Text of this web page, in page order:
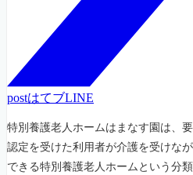
postはてブLINE
特別養護老人ホームはまなす園は、
認定を受けた利用者が介護を受けな
できる特別養護老人ホームという分